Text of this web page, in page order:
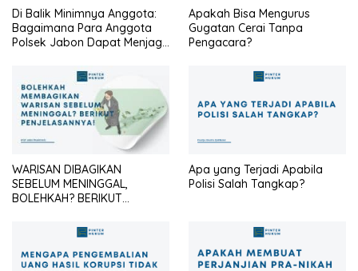
Di Balik Minimnya Anggota:
Bagaimana Para Anggota
Polsek Jabon Dapat Menjaga
Agar Tetap Profesional?
Apakah Bisa Mengurus
Gugatan Cerai Tanpa
Pengacara?
WARISAN DIBAGIKAN
SEBELUM MENINGGAL,
BOLEHKAH? BERIKUT
Apa yang Terjadi Apabila
Polisi Salah Tangkap?